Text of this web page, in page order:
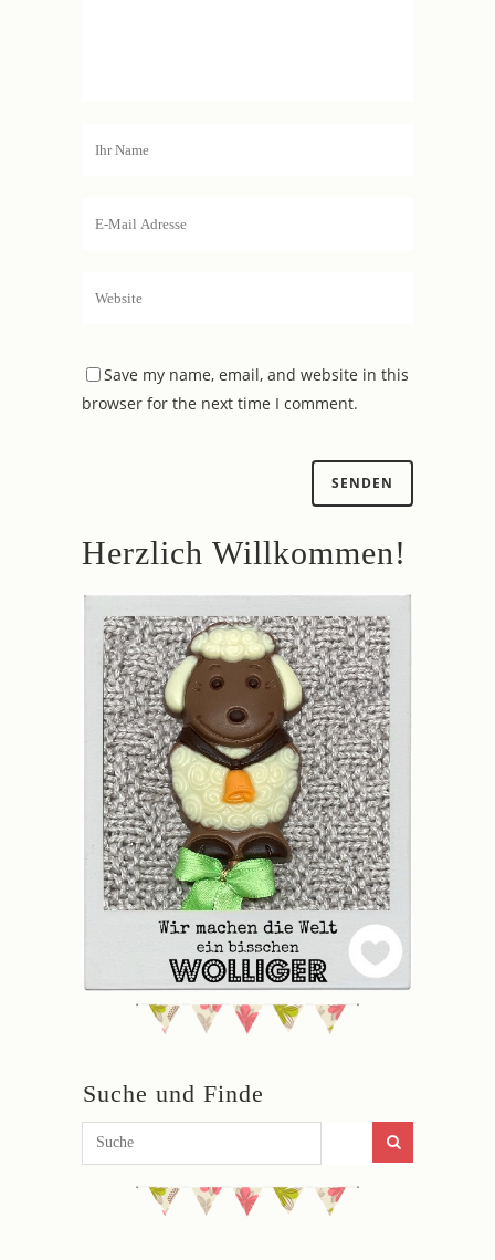
Save my name, email, and website in this
browser for the next time I comment.
Herzlich Willkommen!
Suche und Finde